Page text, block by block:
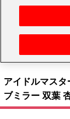
ゲーム
アイドルマスタ
アイドルマスター
アイドルマスター
イベントグッズ
トイ・ホビー
アイドルマス
ブミラー 双葉